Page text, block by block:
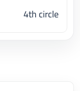
4th circle